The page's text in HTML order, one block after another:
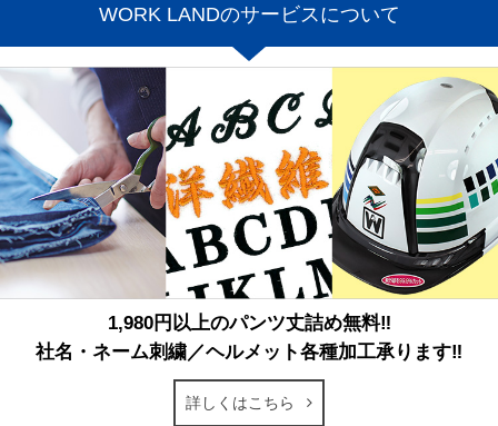
WORK LANDのサービスについて
1,980円以上のパンツ丈詰め無料‼
社名・ネーム刺繍／ヘルメット各種加工承ります‼
詳しくはこちら